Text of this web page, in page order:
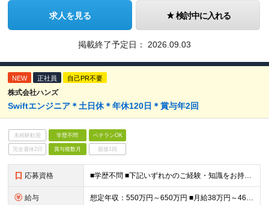
求人を見る 検討中に入れる
掲載終了予定日： 2026.09.03
NEW 正社員 自己PR不要
株式会社ハンズ
Swiftエンジニア＊土日休＊年休120日＊賞与年2回
未経験歓迎 学歴不問 ベテランOK
完全週休2日 賞与複数月 面接1回
応募資格 ■学歴不問 ■下記いずれかのご経験・知識をお持ちの方 ・モバイルアプリの開発経験（設計～実装まで一連の経験があると可） ・既存システムとの連携するプロジェクトマネジメント経験
給与 想定年収：550万円～650万円 ■月給38万円～46万円＋賞与：年2回（6月／12月支給）※業績連動 ※現年収を考慮し、弊社規定により決定いたします。 ※想定年収：賞与・予算達成報奨・年間プロフィ